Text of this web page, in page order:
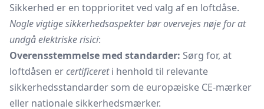
Sikkerhed er en topprioritet ved valg af en loftdåse.
Nogle vigtige sikkerhedsaspekter bør overvejes nøje for at
undgå elektriske risici:
Overensstemmelse med standarder: Sørg for, at
loftdåsen ercertificereti henhold til relevante
sikkerhedsstandarder som de europæiske CE-mærker
eller nationale sikkerhedsmærker.